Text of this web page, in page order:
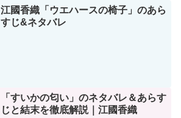
江國香織「ウエハースの椅子」のあら
すじ&ネタバレ
「すいかの匂い」のネタバレ＆あらす
じと結末を徹底解説｜江國香織